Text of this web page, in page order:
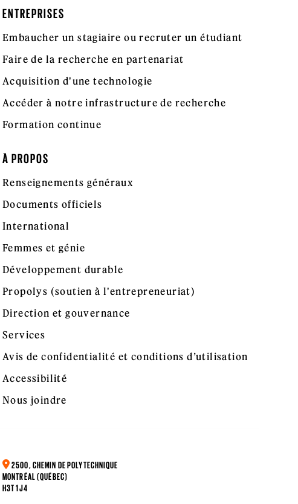
ENTREPRISES
Embaucher un stagiaire ou recruter un étudiant
Faire de la recherche en partenariat
Acquisition d'une technologie
Accéder à notre infrastructure de recherche
Formation continue
À PROPOS
Renseignements généraux
Documents officiels
International
Femmes et génie
Développement durable
Propolys (soutien à l'entrepreneuriat)
Direction et gouvernance
Services
Avis de confidentialité et conditions d’utilisation
Accessibilité
Nous joindre
2500, CHEMIN DE POLYTECHNIQUE
MONTRÉAL (QUÉBEC)
H3T 1J4